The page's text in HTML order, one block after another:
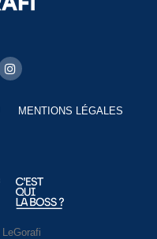
MENTIONS LÉGALES